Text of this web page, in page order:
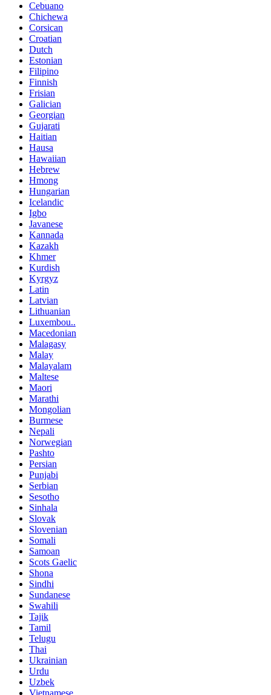
Cebuano
Chichewa
Corsican
Croatian
Dutch
Estonian
Filipino
Finnish
Frisian
Galician
Georgian
Gujarati
Haitian
Hausa
Hawaiian
Hebrew
Hmong
Hungarian
Icelandic
Igbo
Javanese
Kannada
Kazakh
Khmer
Kurdish
Kyrgyz
Latin
Latvian
Lithuanian
Luxembou..
Macedonian
Malagasy
Malay
Malayalam
Maltese
Maori
Marathi
Mongolian
Burmese
Nepali
Norwegian
Pashto
Persian
Punjabi
Serbian
Sesotho
Sinhala
Slovak
Slovenian
Somali
Samoan
Scots Gaelic
Shona
Sindhi
Sundanese
Swahili
Tajik
Tamil
Telugu
Thai
Ukrainian
Urdu
Uzbek
Vietnamese